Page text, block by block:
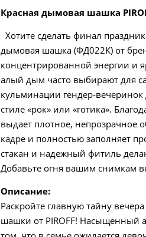
Красная дымовая шашка
Хотите сделать финал
дымовая шашка (ФД022К) от
концентрированной энергии и
алый дым часто выбирают для
кульминации гендер-
стиле «рок» или «готика».
выдает плотное, непрозрачное
кадре и полностью заполняет
стакан и надежный фитиль
Добавьте огня вашим снимкам
Описание:
Раскройте главную тайну
шашки от PIROFF! Насыщенный